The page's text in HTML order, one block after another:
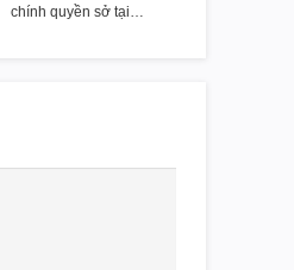
chính quyền sở tại…